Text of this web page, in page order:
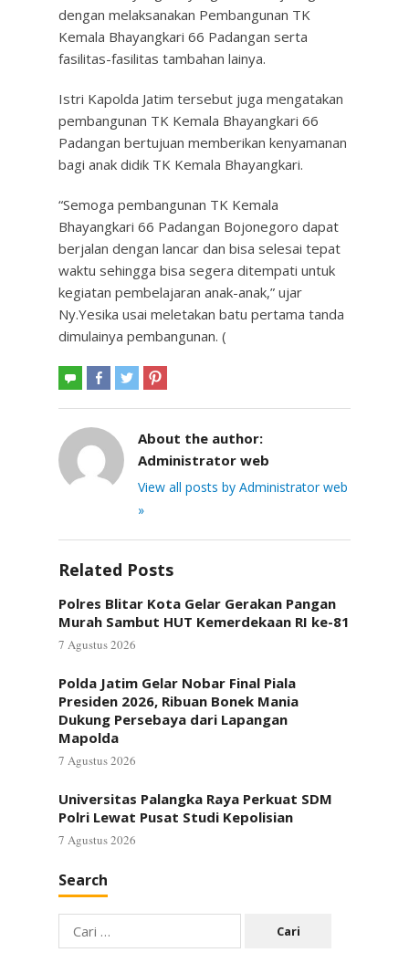
dengan melaksanakan Pembangunan TK
Kemala Bhayangkari 66 Padangan serta
fasilitas-fasilitas tambahan lainya.
Istri Kapolda Jatim tersebut juga mengatakan
pembangunan TK Kemala Bhayangkari 66
Padangan bertujuan memberikan kenyamanan
bagi anak didik TK Kemala Bhayangkari.
“Semoga pembangunan TK Kemala
Bhayangkari 66 Padangan Bojonegoro dapat
berjalan dengan lancar dan bisa selesai tepat
waktu sehingga bisa segera ditempati untuk
kegiatan pembelajaran anak-anak,” ujar
Ny.Yesika usai meletakan batu pertama tanda
dimulainya pembangunan. (
About the author:
Administrator web
View all posts by Administrator web
»
Related Posts
Polres Blitar Kota Gelar Gerakan Pangan
Murah Sambut HUT Kemerdekaan RI ke-81
7 Agustus 2026
Polda Jatim Gelar Nobar Final Piala
Presiden 2026, Ribuan Bonek Mania
Dukung Persebaya dari Lapangan
Mapolda
7 Agustus 2026
Universitas Palangka Raya Perkuat SDM
Polri Lewat Pusat Studi Kepolisian
7 Agustus 2026
Search
Cari
untuk: